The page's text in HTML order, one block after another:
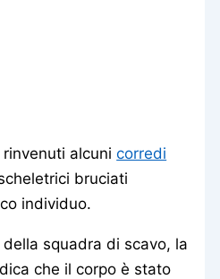
rinvenuti alcunicorredi
bruciati
individuo.
squadra di scavo, la
che il corpo è stato